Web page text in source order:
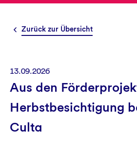
Zurück zur Übersicht
13.09.2026
Aus den
Herbstbesichtigung
Culta